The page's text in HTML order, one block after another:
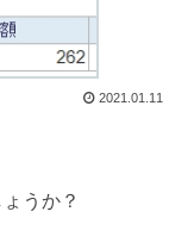
2021.01.11
うか？